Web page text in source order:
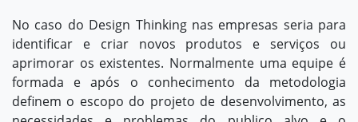
No caso do Design Thinking nas empresas seria para
identificar e criar novos produtos e serviços ou
aprimorar os existentes. Normalmente uma equipe é
formada e após o conhecimento da metodologia
definem o escopo do projeto de desenvolvimento, as